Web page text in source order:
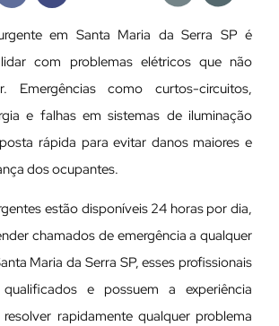
em Santa Maria da Serra SP é
com problemas elétricos que não
Emergências como curtos-circuitos,
e falhas em sistemas de iluminação
rápida para evitar danos maiores e
dos ocupantes.
estão disponíveis 24 horas por dia,
chamados de emergência a qualquer
Maria da Serra SP, esses profissionais
e possuem a experiência
resolver rapidamente qualquer problema